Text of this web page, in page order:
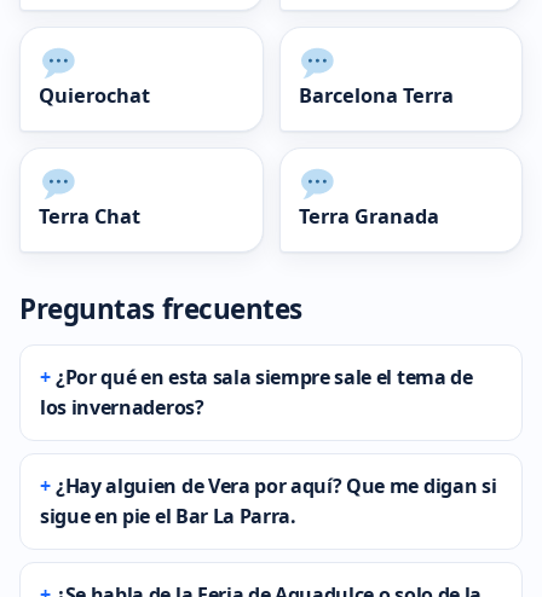
Quierochat Barcelona Terra
Terra Chat Terra Granada
Preguntas frecuentes
¿Por qué en esta sala siempre sale el tema de
los invernaderos?
¿Hay alguien de Vera por aquí? Que me digan si
sigue en pie el Bar La Parra.